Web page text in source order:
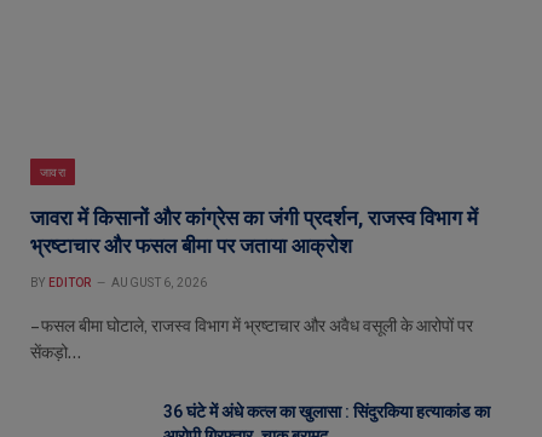
जावरा
जावरा में किसानों और कांग्रेस का जंगी प्रदर्शन, राजस्व विभाग में
भ्रष्टाचार और फसल बीमा पर जताया आक्रोश
BY EDITOR AUGUST 6, 2026
– फसल बीमा घोटाले, राजस्व विभाग में भ्रष्टाचार और अवैध वसूली के आरोपों पर
सेंकड़ो…
36 घंटे में अंधे कत्ल का खुलासा : सिंदुरकिया हत्याकांड का